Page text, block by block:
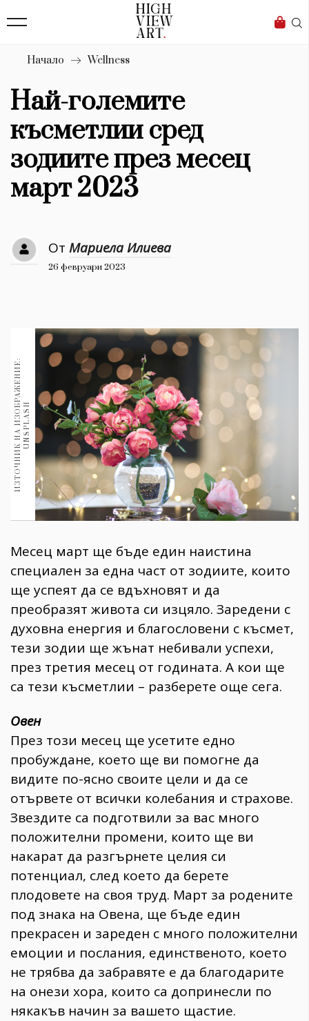
Бизнес
Мода
Dialogue
Изкуство
4340
Красота
777
Дизайн
1272
30+
Гурме 1710
Пътувай
237
Здраве 389
Gentlemen
382
1817
ПОСЛЕДВАЙТЕ
НИ
Начало Wellness
Най-големите
късметлии сред
зодиите през месец
март 2023
От Мариела Илиева
26 февруари 2023
И
З
Т
О
Ч
Н
И
К
Н
А
И
З
О
Б
Р
А
Ж
Е
Н
И
Е
:
U
N
S
P
L
A
SH
Месец март ще бъде един наистина
специален за една част от зодиите, които
ще успеят да се вдъхновят и да
преобразят живота си изцяло. Заредени с
духовна енергия и благословени с късмет,
тези зодии ще жънат небивали успехи,
през третия месец от годината. А кои ще
са тези късметлии – разберете още сега.
Овен
През този месец ще усетите едно
пробуждане, което ще ви помогне да
видите по-ясно своите цели и да се
отървете от всички колебания и страхове.
Звездите са подготвили за вас много
положителни промени, които ще ви
накарат да разгърнете целия си
потенциал, след което да берете
плодовете на своя труд. Март за родените
под знака на Овена, ще бъде един
прекрасен и зареден с много положителни
емоции и послания, единственото, което
не трябва да забравяте е да благодарите
на онези хора, които са допринесли по
някакъв начин за вашето щастие.